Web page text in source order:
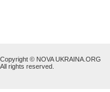
Copyright © NOVA UKRAINA.ORG
All rights reserved.